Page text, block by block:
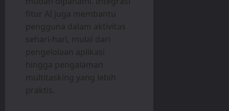
fitur AI juga membantu
pengguna dalam aktivitas
sehari-hari, mulai dari
pengelolaan aplikasi
hingga pengalaman
multitasking yang lebih
praktis.